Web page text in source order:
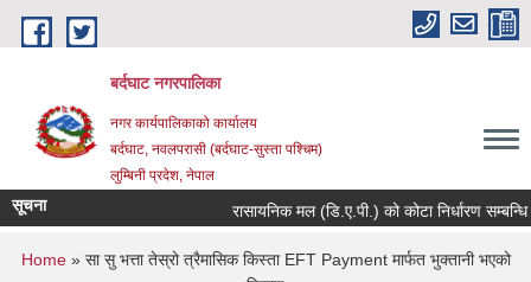
Skip to main content
बर्दघाट नगरपालिका
नगर कार्यपालिकाको कार्यालय
बर्दघाट, नवलपरासी (बर्दघाट-सुस्ता पश्चिम)
लुम्बिनी प्रदेश, नेपाल
सूचना रासायनिक मल (डि.ए.पी.) को कोटा निर्धारण
You are here
Home» सा सु भत्ता तेस्रो त्रैमासिक किस्ता EFT Payment मार्फत भुक्तानी भएको